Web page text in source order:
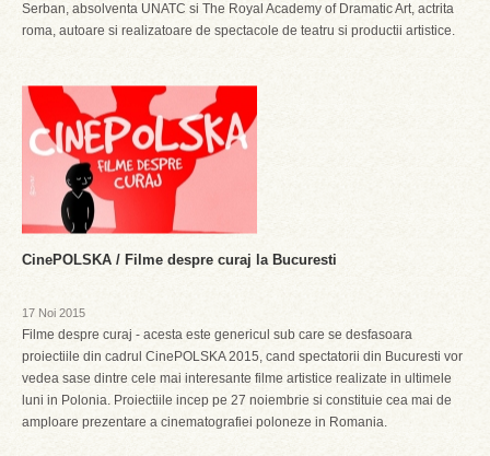
Serban, absolventa UNATC si The Royal Academy of Dramatic Art, actrita
roma, autoare si realizatoare de spectacole de teatru si productii artistice.
CinePOLSKA / Filme despre curaj la Bucuresti
17 Noi 2015
Filme despre curaj - acesta este genericul sub care se desfasoara
proiectiile din cadrul CinePOLSKA 2015, cand spectatorii din Bucuresti vor
vedea sase dintre cele mai interesante filme artistice realizate in ultimele
luni in Polonia. Proiectiile incep pe 27 noiembrie si constituie cea mai de
amploare prezentare a cinematografiei poloneze in Romania.